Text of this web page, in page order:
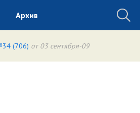
Архив
(706) от 03 сентября-09